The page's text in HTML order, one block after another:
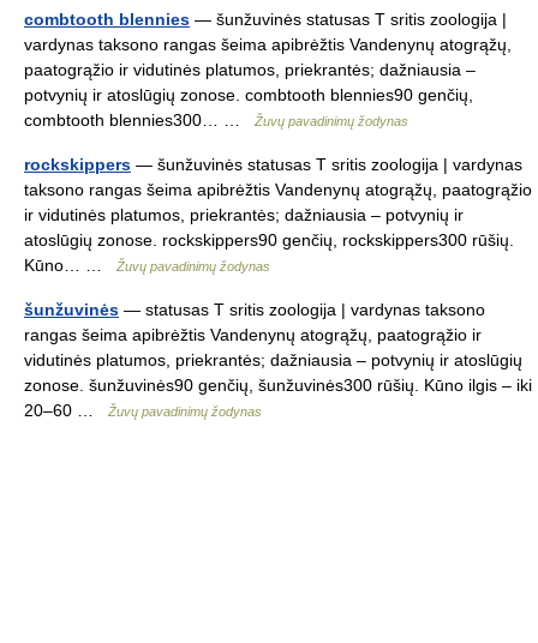
combtooth blennies — šunžuvinės statusas T sritis zoologija |
vardynas taksono rangas šeima apibrėžtis Vandenynų atogrąžų,
paatogrąžio ir vidutinės platumos, priekrantės; dažniausia –
potvynių ir atoslūgių zonose. combtooth blennies90 genčių,
combtooth blennies300… …
Žuvų pavadinimų žodynas
rockskippers — šunžuvinės statusas T sritis zoologija | vardynas
taksono rangas šeima apibrėžtis Vandenynų atogrąžų, paatogrąžio
ir vidutinės platumos, priekrantės; dažniausia – potvynių ir
atoslūgių zonose. rockskippers90 genčių, rockskippers300 rūšių.
Kūno… …
Žuvų pavadinimų žodynas
šunžuvinės — statusas T sritis zoologija | vardynas taksono
rangas šeima apibrėžtis Vandenynų atogrąžų, paatogrąžio ir
vidutinės platumos, priekrantės; dažniausia – potvynių ir atoslūgių
zonose. šunžuvinės90 genčių, šunžuvinės300 rūšių. Kūno ilgis – iki
20–60 …
Žuvų pavadinimų žodynas